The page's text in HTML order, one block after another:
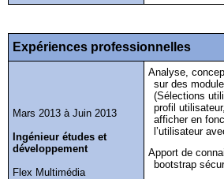
Expériences professionnelles
Mars 2013 à Juin 2013
Ingénieur études et
développement
Flex Multimédia
Analyse,
sur des
(Sélections
profil
afficher en
l’utilisateur
Apport de
bootstrap